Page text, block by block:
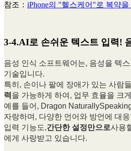
참조： iPhone의 "헬스케어"로 복약
3-4.AI로 손쉬운 텍스트 입력!
음성 인식 소프트웨어는, 음성을 텍
기술입니다.
특히, 손이나 팔에 장애가 있는 사람
력 을 가능하게 하여, 업무 효율을 크
예를 들어, Dragon
자랑하며, 다양한 언어와 방언에 대
입력 기능도,간단한 설정만으로사용
에게 사랑받고 있습니다.